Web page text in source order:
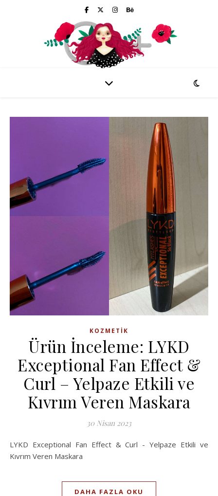
KOZMETIK
Ürün İnceleme: LYKD
Exceptional Fan Effect &
Curl – Yelpaze Etkili ve
Kıvrım Veren Maskara
30 Nisan 2023
LYKD Exceptional Fan Effect & Curl - Yelpaze Etkili ve
Kıvrım Veren Maskara
DAHA FAZLA OKU